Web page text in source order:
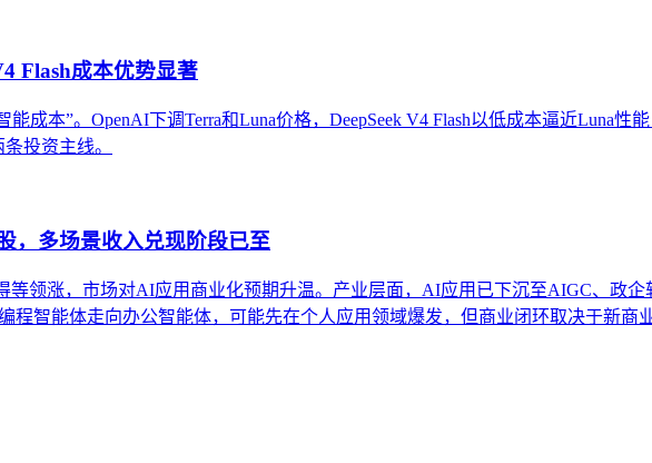
Flash成本优势显著
成本”。OpenAI下调Terra和Luna价格，DeepSeek V4 Flash以低成本逼近Luna
投资主线。
，多场景收入兑现阶段已至
领涨，市场对AI应用商业化预期升温。产业层面，AI应用已下沉至AIGC、政企
智能体走向办公智能体，可能先在个人应用领域爆发，但商业闭环取决于新商